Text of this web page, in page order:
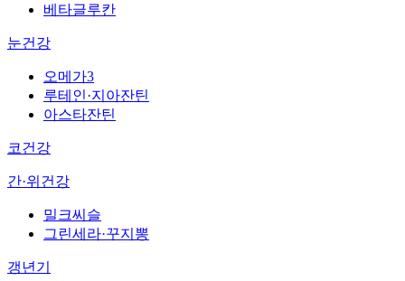
베타글루칸
눈건강
오메가3
루테인·지아잔틴
아스타잔틴
코건강
간·위건강
밀크씨슬
그린세라·꾸지뽕
갱년기